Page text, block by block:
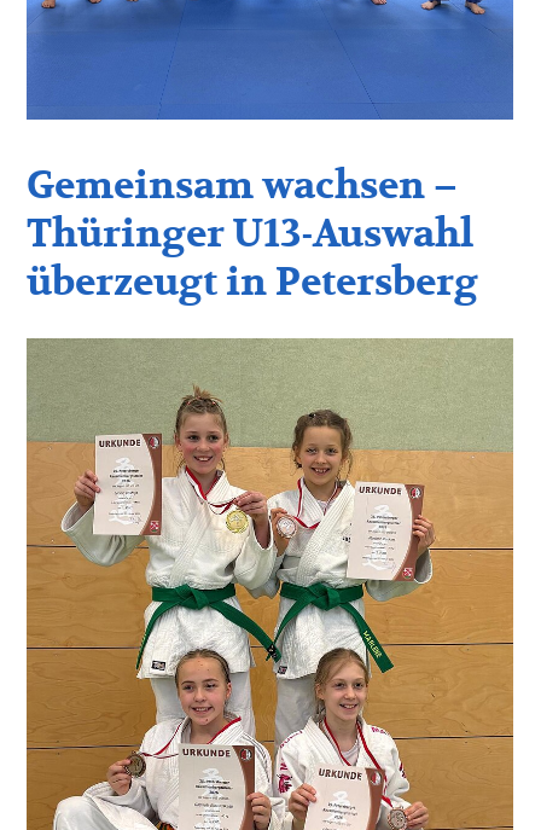
Gemeinsam wachsen –
Thüringer U13-Auswahl
überzeugt in Petersberg